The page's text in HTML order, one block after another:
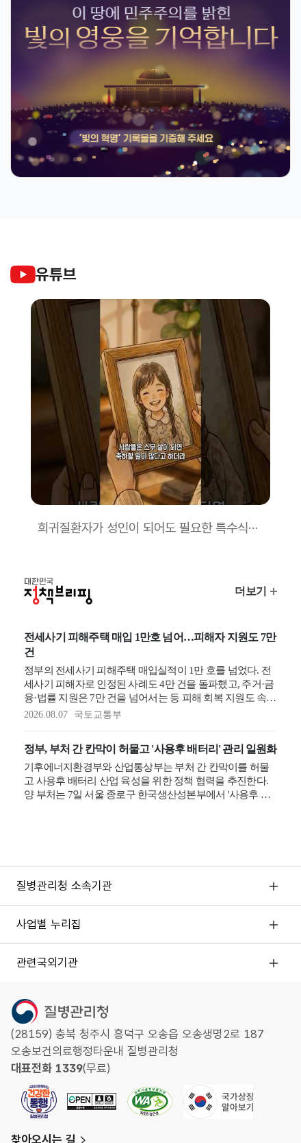
유튜브
희귀질환자가 성인이 되어도 필요한 특수식을 안정적으로!
질병관리청 소속기관
사업별 누리집
관련국외기관
(28159) 충북 청주시 흥덕구 오송읍 오송생명2로 187
오송보건의료행정타운내 질병관리청
대표전화 1339(무료)
찾아오시는 길